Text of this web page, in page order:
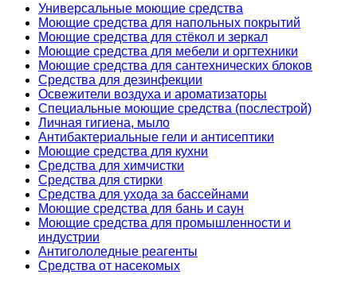
Универсальные моющие средства
Моющие средства для напольных покрытий
Моющие средства для стёкол и зеркал
Моющие средства для мебели и оргтехники
Моющие средства для сантехнических блоков
Средства для дезинфекции
Освежители воздуха и ароматизаторы
Специальные моющие средства (послестрой)
Личная гигиена, мыло
Антибактериальные гели и антисептики
Моющие средства для кухни
Средства для химчистки
Средства для стирки
Средства для ухода за бассейнами
Моющие средства для бань и саун
Моющие средства для промышленности и
индустрии
Антигололедные реагенты
Средства от насекомых